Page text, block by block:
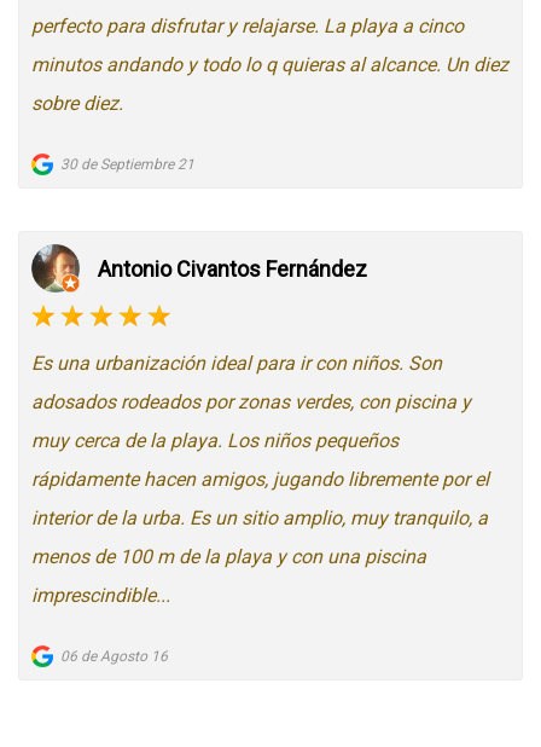
perfecto para disfrutar y relajarse. La playa a cinco
minutos andando y todo lo q quieras al alcance. Un diez
sobre diez.
30 de Septiembre 21
Antonio Civantos Fernández
Es una urbanización ideal para ir con niños. Son
adosados rodeados por zonas verdes, con piscina y
muy cerca de la playa. Los niños pequeños
rápidamente hacen amigos, jugando libremente por el
interior de la urba. Es un sitio amplio, muy tranquilo, a
menos de 100 m de la playa y con una piscina
imprescindible...
06 de Agosto 16